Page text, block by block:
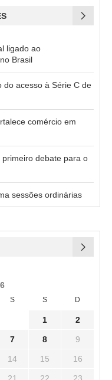
ligado ao
Brasil
do acesso à Série C de
comércio em
debate para o
sessões ordinárias
S S D
1 2
7 8 9
14 15 16